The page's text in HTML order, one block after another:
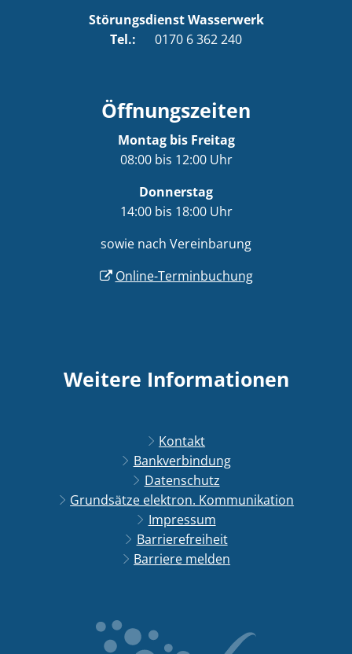
Störungsdienst Wasserwerk
Tel.: 0170 6 362 240
Öffnungszeiten
Montag bis Freitag
08:00 bis 12:00 Uhr
Donnerstag
14:00 bis 18:00 Uhr
sowie nach Vereinbarung
Online-Terminbuchung
Weitere Informationen
Kontakt
Bankverbindung
Datenschutz
Grundsätze elektron. Kommunikation
Impressum
Barrierefreiheit
Barriere melden